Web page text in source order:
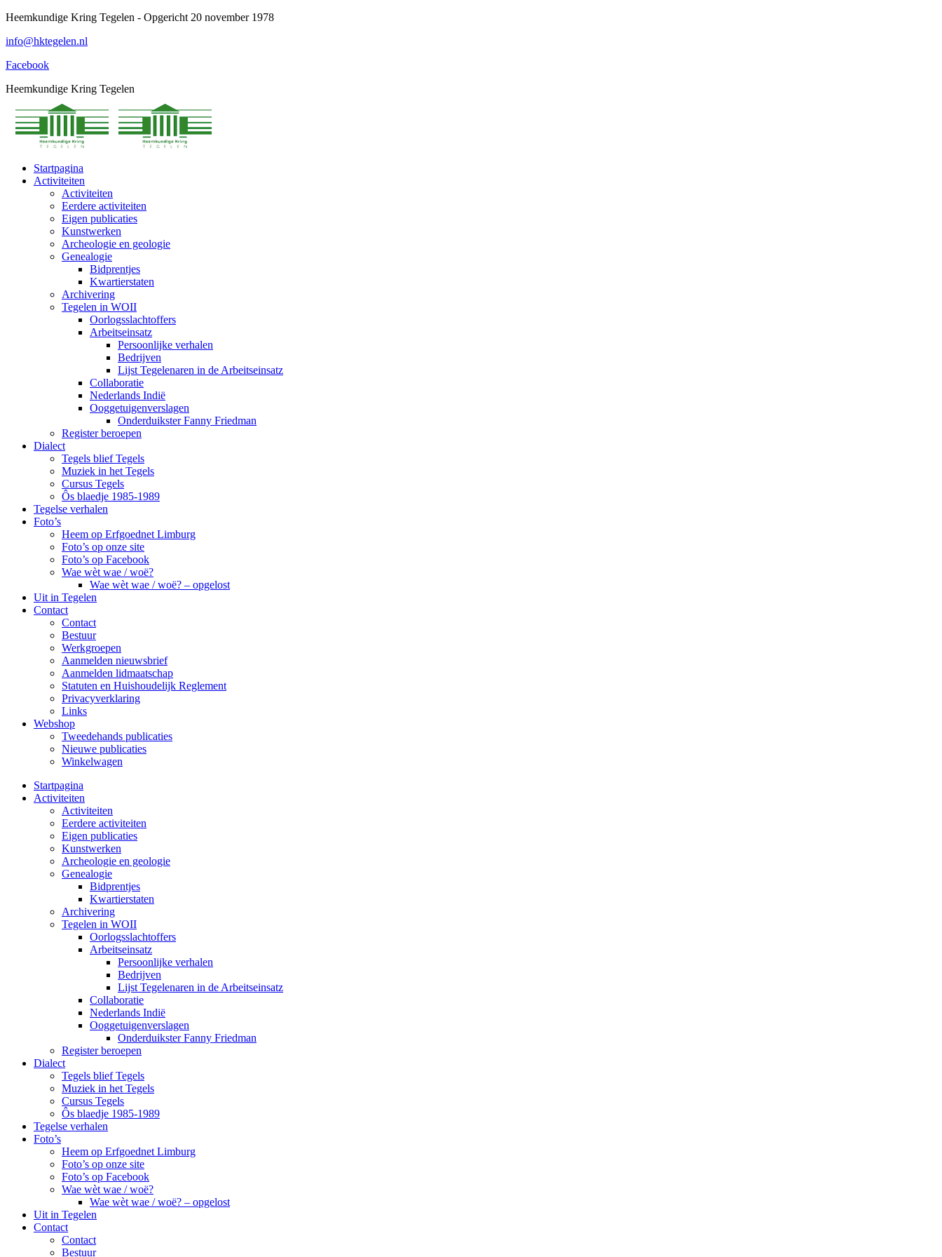
Spring
content
Heemkundige Kring Tegelen - Opgericht 20 november 1978
info@hktegelen.nl
Facebook
Heemkundige Kring Tegelen
Startpagina
Activiteiten
Activiteiten
Eerdere activiteiten
Eigen publicaties
Kunstwerken
Archeologie en geologie
Genealogie
Bidprentjes
Kwartierstaten
Archivering
Tegelen in WOII
Oorlogsslachtoffers
Arbeitseinsatz
Persoonlijke verhalen
Bedrijven
Lijst Tegelenaren in de Arbeitseinsatz
Collaboratie
Nederlands Indië
Ooggetuigenverslagen
Onderduikster Fanny Friedman
Register beroepen
Dialect
Tegels blief Tegels
Muziek in het Tegels
Cursus Tegels
Ôs blaedje 1985-1989
Tegelse verhalen
Foto’s
Heem op Erfgoednet Limburg
Foto’s op onze site
Foto’s op Facebook
Wae wèt wae / woë?
Wae wèt wae / woë? – opgelost
Uit in Tegelen
Contact
Contact
Bestuur
Werkgroepen
Aanmelden nieuwsbrief
Aanmelden lidmaatschap
Statuten en Huishoudelijk Reglement
Privacyverklaring
Links
Webshop
Tweedehands publicaties
Nieuwe publicaties
Winkelwagen
Startpagina
Activiteiten
Activiteiten
Eerdere activiteiten
Eigen publicaties
Kunstwerken
Archeologie en geologie
Genealogie
Bidprentjes
Kwartierstaten
Archivering
Tegelen in WOII
Oorlogsslachtoffers
Arbeitseinsatz
Persoonlijke verhalen
Bedrijven
Lijst Tegelenaren in de Arbeitseinsatz
Collaboratie
Nederlands Indië
Ooggetuigenverslagen
Onderduikster Fanny Friedman
Register beroepen
Dialect
Tegels blief Tegels
Muziek in het Tegels
Cursus Tegels
Ôs blaedje 1985-1989
Tegelse verhalen
Foto’s
Heem op Erfgoednet Limburg
Foto’s op onze site
Foto’s op Facebook
Wae wèt wae / woë?
Wae wèt wae / woë? – opgelost
Uit in Tegelen
Contact
Contact
Bestuur